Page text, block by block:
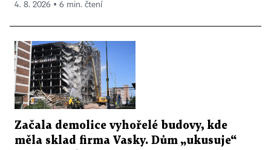
4. 8. 2026 ▪ 6 min. čtení
Začala demolice vyhořelé budovy, kde
měla sklad firma Vasky. Dům „ukusuje“